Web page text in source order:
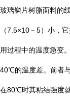
玻璃鳞片树脂面料的
（7.5×10 － 5）小，
用过程中的温度急变
40℃的温度差。前者
在80℃时其粘结强度